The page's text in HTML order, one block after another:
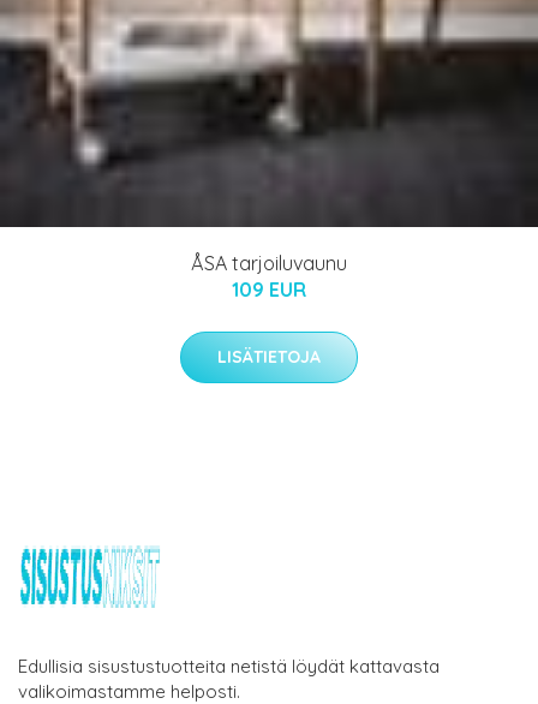
ÅSA tarjoiluvaunu
109 EUR
LISÄTIETOJA
Edullisia sisustustuotteita netistä löydät kattavasta
valikoimastamme helposti.